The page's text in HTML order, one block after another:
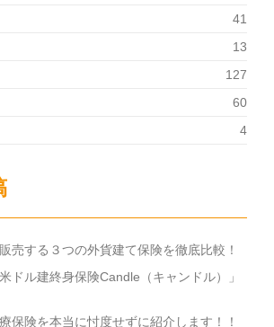
41
13
127
60
4
売する３つの外貨建て保険を徹底比較！
ドル建終身保険Candle（キャンドル）」
保険を本当に忖度せずに紹介します！！